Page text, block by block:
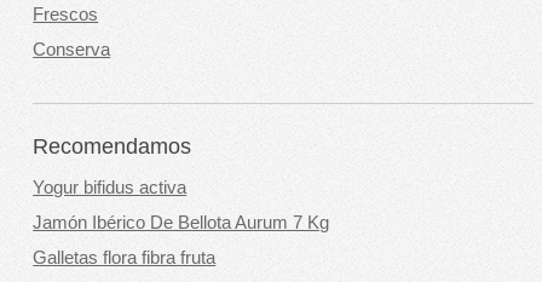
Frescos
Conserva
Recomendamos
Yogur bifidus activa
Jamón Ibérico De Bellota Aurum 7 Kg
Galletas flora fibra fruta